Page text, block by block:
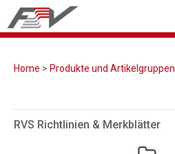
Home > Produkte und Artikelgruppen
RVS Richtlinien & Merkblätter